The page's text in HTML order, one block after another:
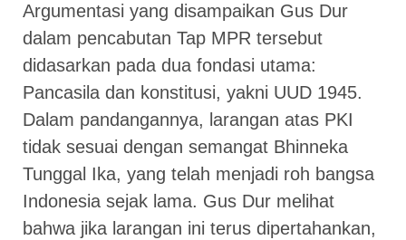
Argumentasi yang disampaikan Gus Dur
dalam pencabutan Tap MPR tersebut
didasarkan pada dua fondasi utama:
Pancasila dan konstitusi, yakni UUD 1945.
Dalam pandangannya, larangan atas PKI
tidak sesuai dengan semangat Bhinneka
Tunggal Ika, yang telah menjadi roh bangsa
Indonesia sejak lama. Gus Dur melihat
bahwa jika larangan ini terus dipertahankan,